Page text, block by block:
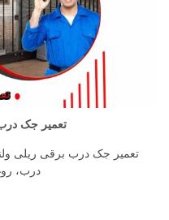
تعمیر جک درب برقی
جک درب برقی ریلی ولنجک،
درب، روغن